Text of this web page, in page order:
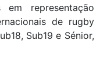
em representação
de rugby
Sub19 e Sénior,